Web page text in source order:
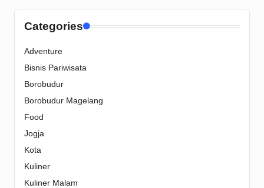
Categories
Adventure
Bisnis Pariwisata
Borobudur
Borobudur Magelang
Food
Jogja
Kota
Kuliner
Kuliner Malam